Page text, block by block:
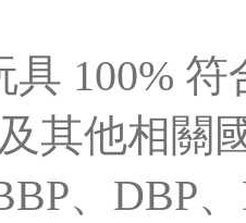
具 100%
其他相關
、DBP